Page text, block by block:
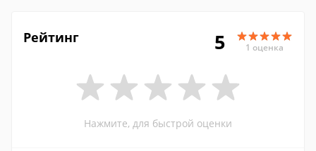
Рейтинг 5 1 оценка
Нажмите, для быстрой оценки